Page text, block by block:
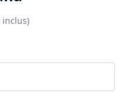
inclus)